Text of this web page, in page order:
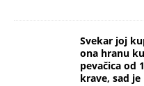
Svekar joj
ona hranu
pevačica od
krave, sad